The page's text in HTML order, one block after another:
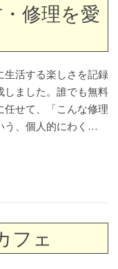
修理を愛
生活する楽しさを記録
しました。誰でも無料
任せて、「こんな修理
う、個人的にわく…
フェ